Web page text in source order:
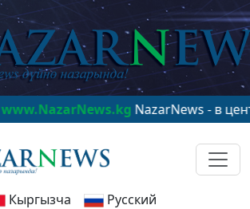
NazarNews - в центре
Кыргызча Русский